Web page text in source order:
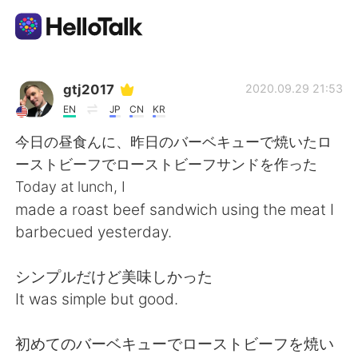
Приложение для Языкового Обмена
Русский
English 简体中文
繁體中文 Español
gtj2017
EN JP CN KR
2020.09.29 21:53
今日の昼食んに、昨日のバーベキューで焼いたロ
ーストビーフでローストビーフサンドを作った
Today at lunch, I
made a roast beef sandwich using the meat I
barbecued yesterday.
シンプルだけど美味しかった
It was simple but good.
初めてのバーベキューでローストビーフを焼い